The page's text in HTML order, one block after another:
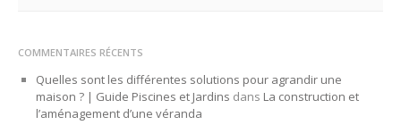
COMMENTAIRES RÉCENTS
Quelles sont les différentes solutions pour agrandir une
maison ? | Guide Piscines et Jardins dans La construction et
l’aménagement d’une véranda